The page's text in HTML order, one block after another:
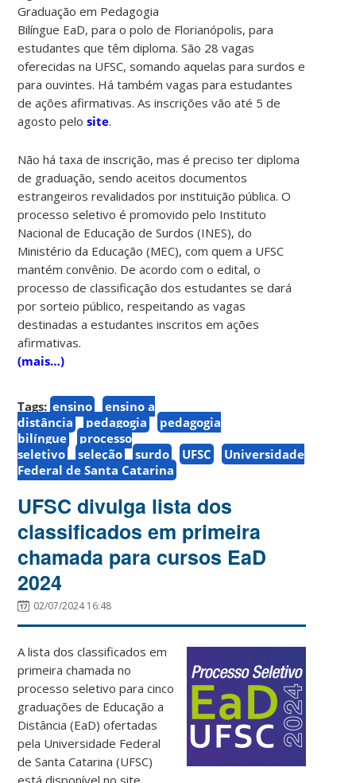
Graduação em Pedagogia
Bilíngue EaD, para o polo de Florianópolis, para
estudantes que têm diploma. São 28 vagas
oferecidas na UFSC, somando aquelas para surdos e
para ouvintes. Há também vagas para estudantes
de ações afirmativas. As inscrições vão até 5 de
agosto pelosite.
Não há taxa de inscrição, mas é preciso ter diploma
de graduação, sendo aceitos documentos
estrangeiros revalidados por instituição pública. O
processo seletivo é promovido pelo Instituto
Nacional de Educação de Surdos (INES), do
Ministério da Educação (MEC), com quem a UFSC
mantém convênio. De acordo com o edital, o
processo de classificação dos estudantes se dará
por sorteio público, respeitando as vagas
destinadas a estudantes inscritos em ações
afirmativas.
(mais…)
Tags: ensino
ensino a
distância
pedagogia
pedagogia
bilíngue
processo
seletivo
seleção surdo UFSC
Universidade
Federal de Santa Catarina
UFSC divulga lista dos
classificados em primeira
chamada para cursos EaD
2024
02/07/2024 16:48
A lista dos classificados em
primeira chamada no
processo seletivo para cinco
graduações de Educação a
Distância (EaD) ofertadas
pela Universidade Federal
de Santa Catarina (UFSC)
está disponível no site